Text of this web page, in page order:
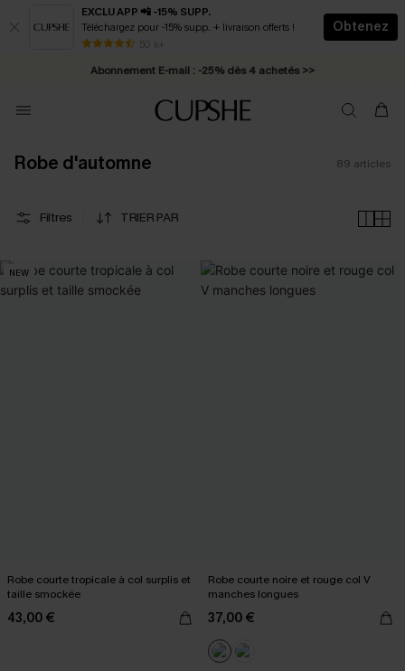
EXCLU APP 📲 -15% SUPP.
Téléchargez pour -15% supp. + livraison offerts !
50 k+
Obtenez
* Livraison éclair 2-3 jours ouvrés >>
Abonnement E-mail : -25% dès 4 achetés >>
Robe d'automne 89 articles
Filtres TRIER PAR
NEW
Robe courte tropicale à col surplis et
taille smockée
43,00 €
Robe courte noire et rouge col V
manches longues
37,00 €